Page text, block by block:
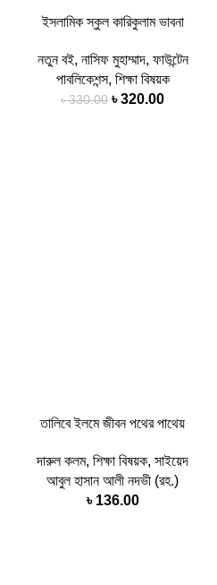
ইসলামিক স্কুল কারিকুলাম ভাবনা
নতুন বই, নাসিফ মুহাম্মাদ, ফাউন্টেন
পাবলিকেশন্স, শিক্ষা বিষয়ক
৳330.00 ৳320.00
তালিবে ইলমে জীবন পথের পাথেয়
দারুল কলম, শিক্ষা বিষয়ক, সাইয়েদ
আবুল হাসান আলী নদভী (রহ.)
৳ 136.00